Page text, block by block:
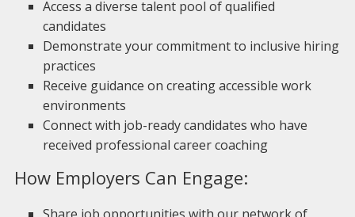
Access a diverse talent pool of qualified
candidates
Demonstrate your commitment to inclusive hiring
practices
Receive guidance on creating accessible work
environments
Connect with job-ready candidates who have
received professional career coaching
How Employers Can Engage: